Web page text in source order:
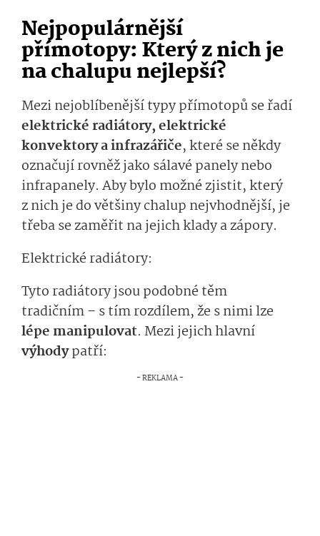
Nejpopulárnější
přímotopy: Který z nich je
na chalupu nejlepší?
Mezi nejoblíbenější typy přímotopů se řadí
elektrické radiátory, elektrické
konvektory a infrazářiče, které se někdy
označují rovněž jako sálavé panely nebo
infrapanely. Aby bylo možné zjistit, který
z nich je do většiny chalup nejvhodnější, je
třeba se zaměřit na jejich klady a zápory.
Elektrické radiátory:
Tyto radiátory jsou podobné těm
tradičním – s tím rozdílem, že s nimi lze
lépe manipulovat. Mezi jejich hlavní
výhodypatří: